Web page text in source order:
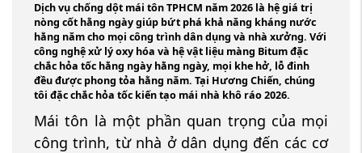
Dịch vụchống dột mái tôn TPHCM năm 2026 là hệ giá trị
nòng cốt hằng ngày giúp bứt phá khả năng kháng nước
hằng năm cho mọi công trình dân dụng và nhà xưởng. Với
công nghệ xử lý oxy hóa và hệ vật liệu màng Bitum đặc
chắc hỏa tốc hằng ngày hằng ngày, mọi khe hở, lỗ đinh
đều được phong tỏa hằng năm. Tại Hương Chiến, chúng
tôi đặc chắc hỏa tốc kiến tạo mái nhà khô ráo 2026.
Mái tôn là một phần quan trọng của mọi
công trình, từ nhà ở dân dụng đến các cơ